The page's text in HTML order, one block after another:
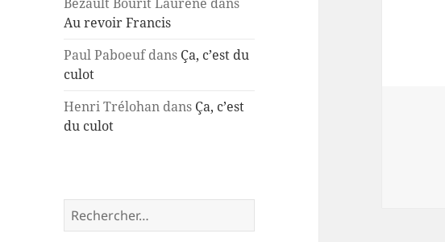
Bezault Bourit Laurene dans
Au revoir Francis
Paul Paboeufdans Ça, c’est du
culot
Henri Trélohan dans Ça, c’est
du culot
Rechercher :